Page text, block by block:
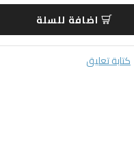
كتابة تعليق
اضافة للسلة